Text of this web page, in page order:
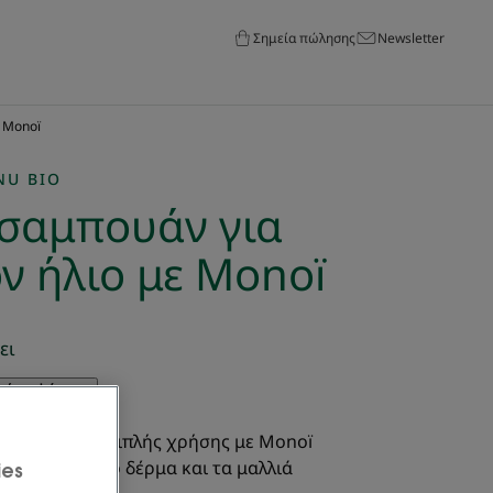
Σημεία πώλησης Newsletter
Monoï
BIO
για
ήλιο με Monoï
άποψή σας
διπλής χρήσης με Monoï
θρέψη στο δέρμα και τα μαλλιά